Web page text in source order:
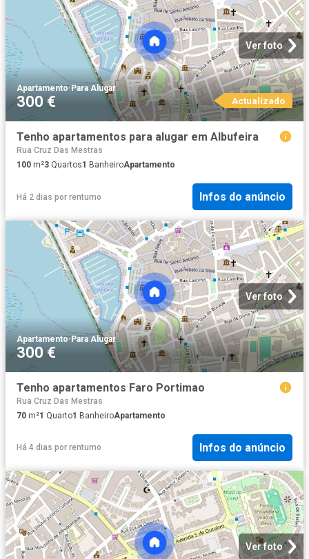
Ver foto
Apartamento· Para Alugar
300 € Actualizado
Tenho apartamentos para alugar em Albufeira
Rua Cruz Das Mestras
100 m²3 Quartos1 BanheiroApartamento
Há 2 dias por rentumo Infos do anúncio
Ver foto
Apartamento·Para Alugar
300 €
Tenho apartamentos Faro Portimao
Rua Cruz Das Mestras
70 m²1 Quarto1 BanheiroApartamento
Há 4 dias por rentumo Infos do anúncio
Ver foto